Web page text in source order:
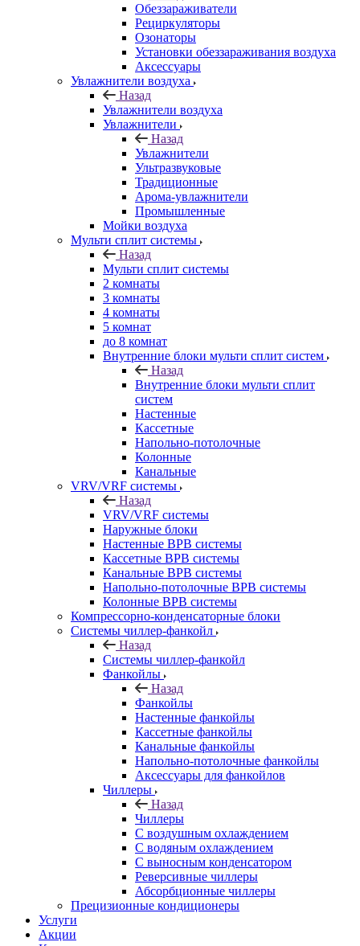
Обеззараживатели
Рециркуляторы
Озонаторы
Установки обеззараживания воздуха
Аксессуары
Увлажнители воздуха
Назад
Увлажнители воздуха
Увлажнители
Назад
Увлажнители
Ультразвуковые
Традиционные
Арома-увлажнители
Промышленные
Мойки воздуха
Мульти сплит системы
Назад
Мульти сплит системы
2 комнаты
3 комнаты
4 комнаты
5 комнат
до 8 комнат
Внутренние блоки мульти сплит систем
Назад
Внутренние блоки мульти сплит
систем
Настенные
Кассетные
Напольно-потолочные
Колонные
Канальные
VRV/VRF системы
Назад
VRV/VRF системы
Наружные блоки
Настенные ВРВ системы
Кассетные ВРВ системы
Канальные ВРВ системы
Напольно-потолочные ВРВ системы
Колонные ВРВ системы
Компрессорно-конденсаторные блоки
Системы чиллер-фанкойл
Назад
Системы чиллер-фанкойл
Фанкойлы
Назад
Фанкойлы
Настенные фанкойлы
Кассетные фанкойлы
Канальные фанкойлы
Напольно-потолочные фанкойлы
Аксессуары для фанкойлов
Чиллеры
Назад
Чиллеры
С воздушным охлаждением
С водяным охлаждением
С выносным конденсатором
Реверсивные чиллеры
Абсорбционные чиллеры
Прецизионные кондиционеры
Услуги
Акции